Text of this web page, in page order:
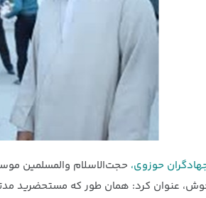
حوزوی، حجت‌الاسلام والمسلمین
عنوان کرد: همان طور که مستحضرید